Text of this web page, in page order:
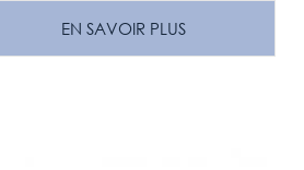
EN SAVOIR PLUS